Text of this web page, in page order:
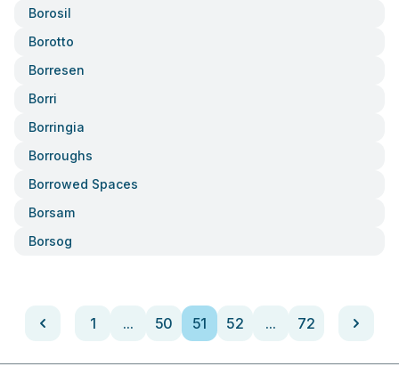
Borosil
Borotto
Borresen
Borri
Borringia
Borroughs
Borrowed Spaces
Borsam
Borsog
1 ... 50 51 52 ... 72